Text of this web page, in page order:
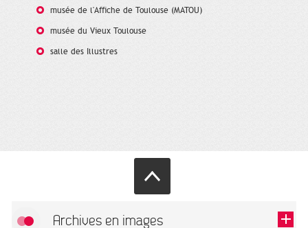
musée de l'Affiche de Toulouse (MATOU)
musée du Vieux Toulouse
salle des Illustres
Archives en images